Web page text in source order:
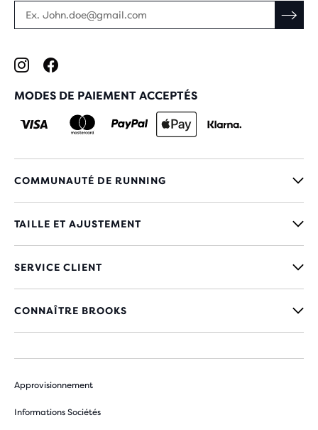
MODES DE PAIEMENT ACCEPTÉS
COMMUNAUTÉ DE RUNNING
TAILLE ET AJUSTEMENT
SERVICE CLIENT
CONNAÎTRE BROOKS
Approvisionnement
Informations Sociétés